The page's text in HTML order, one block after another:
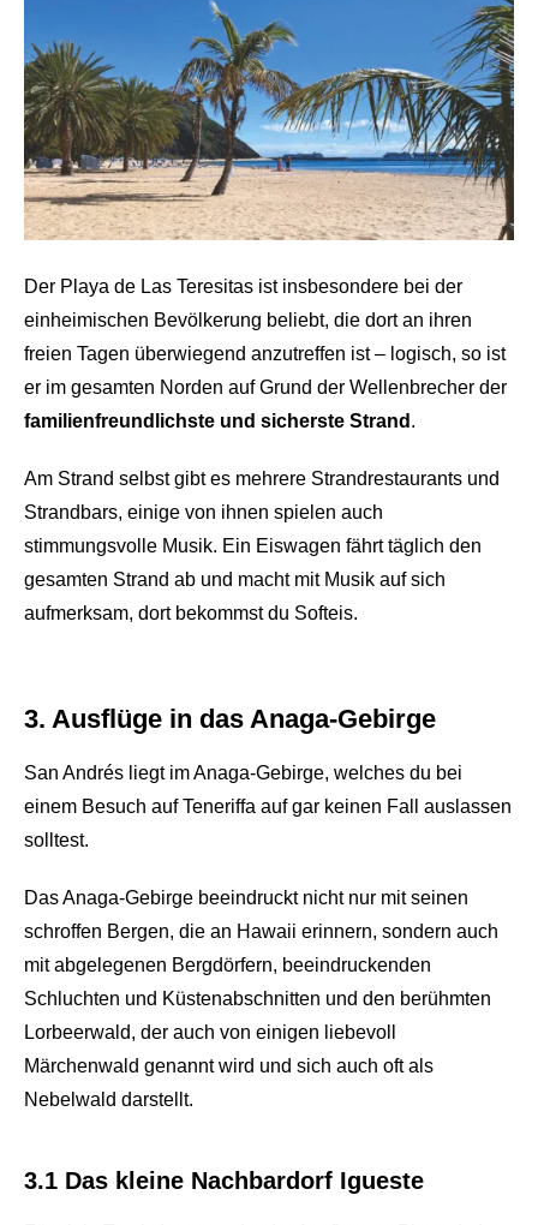
Der Playa de Las Teresitas ist insbesondere bei der
einheimischen Bevölkerung beliebt, die dort an ihren
freien Tagen überwiegend anzutreffen ist – logisch, so ist
er im gesamten Norden auf Grund der Wellenbrecher der
familienfreundlichste und sicherste Strand .
Am Strand selbst gibt es mehrere Strandrestaurants und
Strandbars, einige von ihnen spielen auch
stimmungsvolle Musik. Ein Eiswagen fährt täglich den
gesamten Strand ab und macht mit Musik auf sich
aufmerksam, dort bekommst du Softeis.
3. Ausflüge in das Anaga-Gebirge
San Andrés liegt im Anaga-Gebirge, welches du bei
einem Besuch auf Teneriffa auf gar keinen Fall auslassen
solltest.
Das Anaga-Gebirge beeindruckt nicht nur mit seinen
schroffen Bergen, die an Hawaii erinnern, sondern auch
mit abgelegenen Bergdörfern, beeindruckenden
Schluchten und Küstenabschnitten und den berühmten
Lorbeerwald, der auch von einigen liebevoll
Märchenwald genannt wird und sich auch oft als
Nebelwald darstellt.
3.1 Das kleine Nachbardorf Igueste